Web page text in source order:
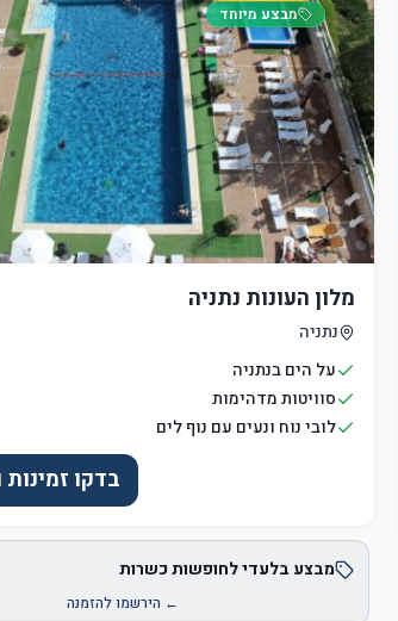
מבצע מיוחד
מלון העונות נתניה
נתניה
על הים בנתניה
סוויטות מדהימות
לובי נוח ונעים עם נוף לים
בדקו זמינות
מבצע בלעדי לחופשות כשרות
← הירשמו להזמנה